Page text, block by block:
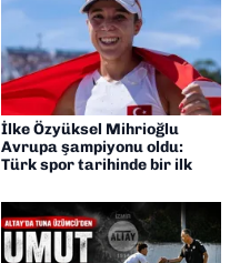
İlke Özyüksel Mihrioğlu
Avrupa şampiyonu oldu:
Türk spor tarihinde bir ilk